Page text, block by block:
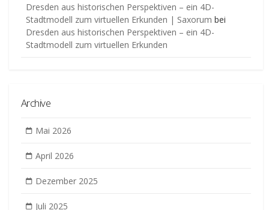
Dresden aus historischen Perspektiven – ein 4D-
Stadtmodell zum virtuellen Erkunden | Saxorum bei
Dresden aus historischen Perspektiven – ein 4D-
Stadtmodell zum virtuellen Erkunden
Archive
Mai 2026
April 2026
Dezember 2025
Juli 2025